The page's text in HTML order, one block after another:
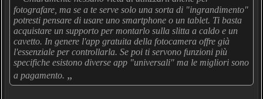
fotografare, ma se a te serve solo una sorta di "ingrandimento"
potresti pensare di usare uno smartphone o un tablet. Ti basta
acquistare un supporto per montarlo sulla slitta a caldo e un
cavetto. In genere l'app gratuita della fotocamera offre già
l'essenziale per controllarla. Se poi ti servono funzioni più
specifiche esistono diverse app "universali" ma le migliori sono
a pagamento. „